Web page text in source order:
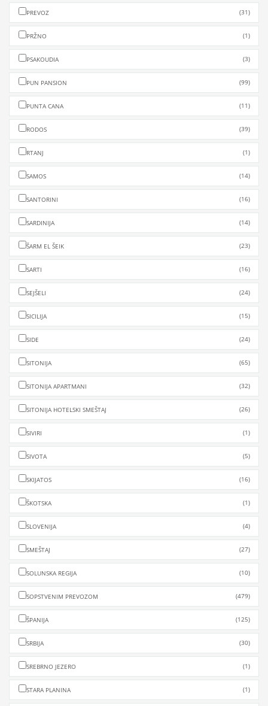
PREVOZ (31)
PRŽNO (1)
PSAKOUDIA (3)
PUN PANSION (99)
PUNTA CANA (11)
RODOS (39)
RTANJ (1)
SAMOS (14)
SANTORINI (16)
SARDINIJA (14)
ŠARM EL ŠEIK (23)
SARTI (16)
SEJŠELI (24)
SICILIJA (15)
SIDE (24)
SITONIJA (65)
SITONIJA APARTMANI (32)
SITONIJA HOTELSKI SMEŠTAJ (26)
SIVIRI (1)
SIVOTA (5)
SKIJATOS (16)
ŠKOTSKA (1)
SLOVENIJA (4)
SMEŠTAJ (27)
SOLUNSKA REGIJA (10)
SOPSTVENIM PREVOZOM (479)
ŠPANIJA (125)
SRBIJA (30)
SREBRNO JEZERO (1)
STARA PLANINA (1)